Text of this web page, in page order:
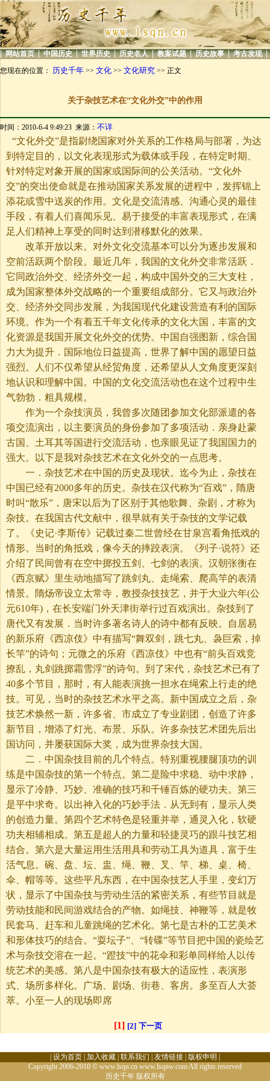
| 网站首页 | 中国历史 | 世界历史 | 历史名人 | 教案试题 | 历史故事 | 考古发现 |
您现在的位置： 历史千年 >> 文化 >> 文化研究 >> 正文
关于杂技艺术在“文化外交”中的作用
时间：2010-6-4 9:49:23 来源： 不详
“文化外交”是指尉绕国家对外关系的工作格局与部署，为达
到特定目的，以文化表现形式为载体或手段，在特定时期、
针对特定对象开展的国家或国际间的公关活动。“文化外
交”的突出使命就是在推动国家关系发展的进程中，发挥锦上
添花或雪中送炭的作用。文化是交流清感、沟通心灵的最佳
手段，有着人们喜闻乐见、易于接受的丰富表现形式，在满
足人们精神上享受的同时达到潜移默化的效果。
改革开放以来。对外文化交流基本可以分为逐步发展和
空前活跃两个阶段。最近几年，我国的文化外交非常活跃．
它同政治外交、经济外交一起，构成中国外交的三大支柱，
成为国家整体外交战略的一个重要组成部分。它又与政治外
交、经济外交同步发展，为我国现代化建设营造有利的国际
环境。作为一个有着五千年文化传承的文化大国，丰富的文
化资源是我国开展文化外交的优势。中国自强图新，综合国
力大为提升．国际地位日益提高，世界了解中国的愿望日益
强烈。人们不仅希望从经贸角度，还希望从人文角度更深刻
地认识和理解中国。中国的文化交流活动也在这个过程中生
气勃勃．粗具规模。
作为一个杂技演员，我曾多次随团参加文化部派遣的各
项交流演出，以主要演员的身份参加了多项活动．亲身赴蒙
古国、土耳其等国进行交流活动，也亲眼见证了我国国力的
强大。以下是我对杂技艺术在文化外交的一点思考。
一．杂技艺术在中国的历史及现状。迄今为止，杂技在
中国已经有2000多年的历史。杂技在汉代称为“百戏”，隋唐
时叫“散乐”，唐宋以后为了区别于其他歌舞、杂剧，才称为
杂技。在我国古代文献中，很早就有关于杂技的文学记载
了。《史记·李斯传》记载过秦二世曾经在甘泉宫看角抵戏的
情形。当时的角抵戏，像今天的摔跤表演。《列子·说符》还
介绍了民间曾有在空中掷投五剑、七剑的表演。汉朝张衡在
《西京赋》里生动地描写了跳剑丸、走绳索、爬高竿的表清
情景。隋炀帝设立太常寺，教授杂技技艺，并于大业六年(公
元610年)，在长安端门外天津街举行过百戏演出。杂技到了
唐代又有发展．当时许多著名诗人的诗中都有反映。自居易
的新乐府《西凉伎》中有描写“舞双剑，跳七丸、袅巨索，掉
长竿”的诗句；元微之的乐府《西凉伎》中也有“前头百戏竞
撩乱，丸剑跳掷霜雪浮”的诗句。到了宋代，杂技艺术已有了
40多个节目，那时，有人能表演挑一担水在绳索上行走的绝
技。可见，当时的杂技艺术水平之高。新中国成立之后，杂
技艺术焕然一新，许多省、市成立了专业剧团，创造了许多
新节目，增添了灯光、布景、乐队。许多杂技艺术团先后出
国访问，并屡获国际大奖，成为世界杂技大国。
二．中国杂技目前的几个特点。特别重视腰腿顶功的训
练是中国杂技的第一个特点。第二是险中求稳、动中求静，
显示了冷静、巧妙、准确的技巧和千锤百炼的硬功夫。第三
是平中求奇。以出神入化的巧妙手法．从无到有，显示人类
的创造力量。第四个艺术特色是轻重并举，通灵入化，软硬
功夫相辅相成。第五是超人的力量和轻捷灵巧的跟斗技艺相
结合。第六是大量运用生活用具和劳动工具为道具，富于生
活气息。碗、盘、坛、盅、绳、鞭、叉、竿、梯、桌、椅、
伞、帽等等。这些平凡东西，在中国杂技艺人手里，变幻万
状，显示了中国杂技与劳动生活的紧密关系，有些节目就是
劳动技能和民间游戏结合的产物。如绳技、神鞭等，就是牧
民套马、赶车和儿童跳绳的艺术化。第七是古朴的工艺美术
和形体技巧的结合。“耍坛子”、“转碟”等节目把中国的瓷绘艺
术与杂技交溶在一起。“蹬技”中的花伞和彩单同样给人以传
统艺术的美感。第八是中国杂技有极大的适应性，表演形
式、场所多样化。广场、剧场、街巷、客房。多至百人大荟
萃。小至一人的现场即席
[1] [2] 下一页
设为首页 加入收藏 联系我们 友情链接 版权申明
Copyright 2006-2010 © www.lsqn.cn www.lsqnw.com All rights reserved
历史千年版权所有